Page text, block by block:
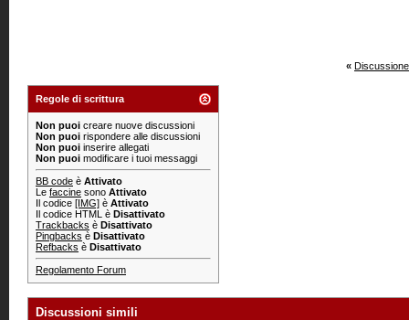
«
Regole di scrittura
Non puoi creare nuove discussioni
Non puoi rispondere alle discussioni
Non puoi inserire allegati
Non puoi modificare i tuoi messaggi
BB code è Attivato
Le faccine sono Attivato
Il codice [IMG] è Attivato
Il codice HTML è Disattivato
Trackbacks è Disattivato
Pingbacks è Disattivato
Refbacks è Disattivato
Regolamento Forum
Discussioni simili